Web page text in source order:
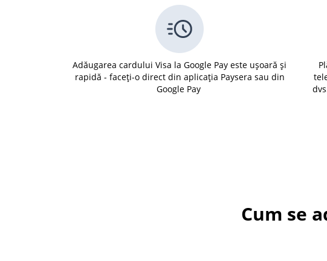
Adăugarea cardului Visa la Google Pay este ușoară și
rapidă - faceți-o direct din aplicația Paysera sau din
Google Pay
Cum se